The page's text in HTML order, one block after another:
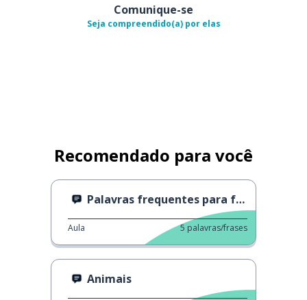
Comunique-se
Seja compreendido(a) por elas
Recomendado para você
Palavras frequentes para felicidade
Aula 5 palavras/frases
Animais